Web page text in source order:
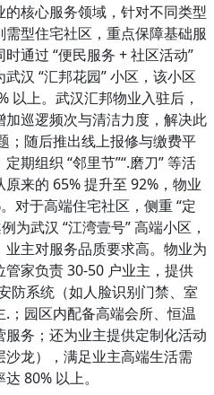
的核心服务领域，针对不同类型
型住宅社区，重点保障基础服
通过 “便民服务 + 社区活动”
汉 “汇邦花园” 小区，该小区
以上。武汉汇邦物业入驻后，
巡逻频次与清洁力度，解决此
；随后推出线上报修与缴费平
期组织 “邻里节”“.磨刀” 等活
来的 65% 提升至 92%，物业
对于高端住宅社区，侧重 “定
为武汉 “江湾壹号” 高端小区，
主对服务品质要求高。物业为
家负责 30-50 户业主，提供
防系统（如人脸识别门禁、室
；园区内配备高端会所、恒温
务；还为业主提供定制化活动
沙龙），满足业主高端生活需
80% 以上。